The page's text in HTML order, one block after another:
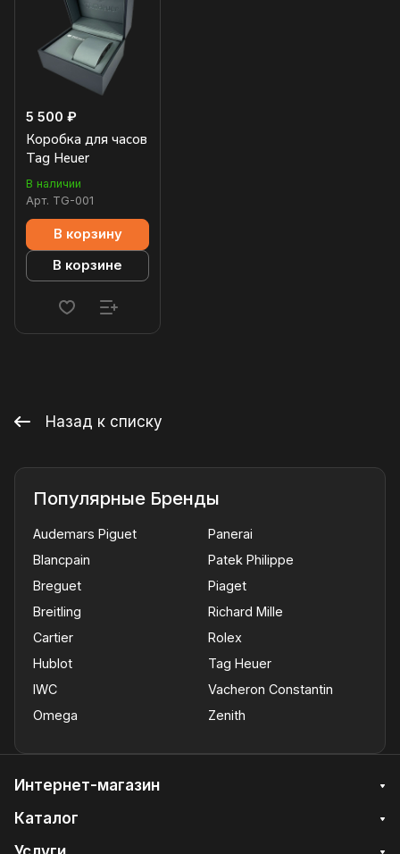
5 500 ₽
Коробка для часов
Tag Heuer
В наличии
Арт. TG-001
В корзину
В корзине
Назад к списку
Популярные Бренды
Audemars Piguet
Blancpain
Breguet
Breitling
Cartier
Hublot
IWC
Omega
Panerai
Patek Philippe
Piaget
Richard Mille
Rolex
Tag Heuer
Vacheron Constantin
Zenith
Интернет-магазин
Каталог